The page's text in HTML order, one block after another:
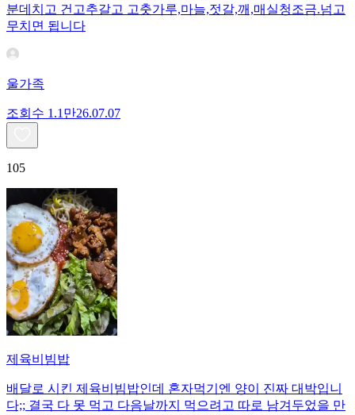
분데치고 건고추갈고 고춧가루,마늘,젓갈,깨,매실청조금.넘고
무치면 됩니다
울가족
조회수 1.1만26.07.07
105
제육비빔밥
배달로 시킨 제육비빔밥인데 혼자먹기엔 양이 진짜 대박입니
다;; 결국 다 못 먹고 다음날까지 먹으려고 따로 남겨두었을 만